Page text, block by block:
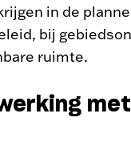
in de
bij
ruimte.